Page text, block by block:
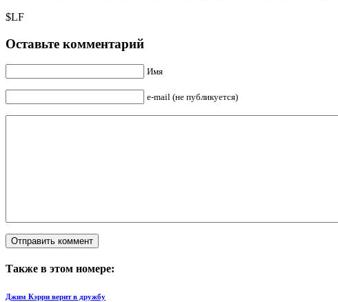
$LF
Оставьте комментарий
Имя
e-mail (не публикуется)
Также в этом номере:
Джим Кэрри верит в дружбу